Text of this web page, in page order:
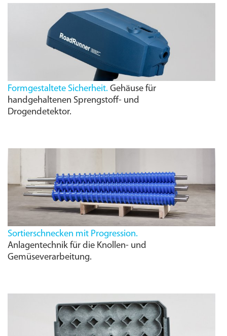
Formgestaltete Sicherheit. Gehäuse für
handgehaltenen Sprengstoff- und
Drogendetektor.
Sortierschnecken mit Progression.
Anlagentechnik für die Knollen- und
Gemüseverarbeitung.